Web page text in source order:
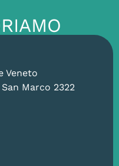
Veneto
Marco 2322